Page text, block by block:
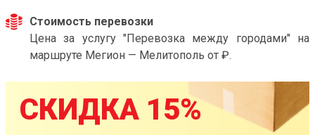
Стоимость перевозки
Цена за услугу "Перевозка между городами" на
маршруте Мегион — Мелитополь от ₽.
СКИДКА 15%